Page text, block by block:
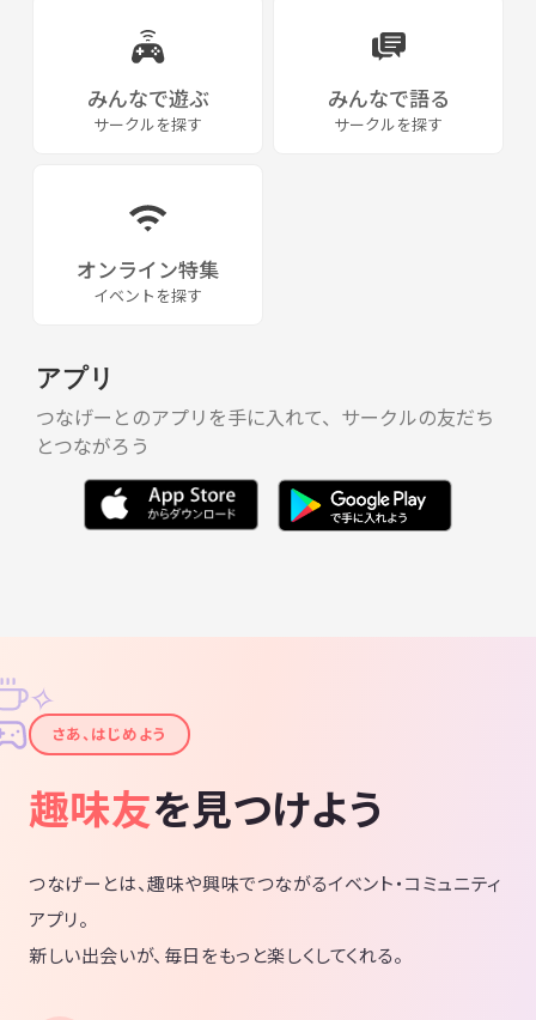
みんなで遊ぶ
サークルを探す
みんなで語る
サークルを探す
オンライン特集
イベントを探す
アプリ
つなげーとのアプリを手に入れて、サークルの友だち
とつながろう
✦
✧
さあ、はじめよう
趣味友を見つけよう
つなげーとは、趣味や興味でつながるイベント・コミュニティ
アプリ。
新しい出会いが、毎日をもっと楽しくしてくれる。